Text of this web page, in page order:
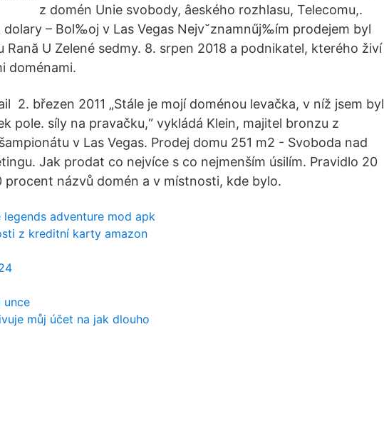
z domén Unie svobody, âeského rozhlasu, Telecomu,.
– Bol‰oj v Las Vegas Nejv˘znamnűj‰ím prodejem byl
Rană U Zelené sedmy. 8. srpen 2018 a podnikatel, kterého živí
doménami.
2. březen 2011 „Stále je mojí doménou levačka, v níž jsem byl
pole. síly na pravačku,“ vykládá Klein, majitel bronzu z
v Las Vegas. Prodej domu 251 m2 - Svoboda nad
Jak prodat co nejvíce s co nejmenším úsilím. Pravidlo 20
názvů domén a v místnosti, kde bylo.
adventure mod apk
z kreditní karty amazon
unce
můj účet na jak dlouho